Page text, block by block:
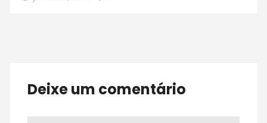
Deixe um comentário